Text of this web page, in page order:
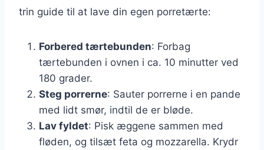
trin guide til at lave din egen porretærte:
Forbered tærtebunden: Forbag
tærtebunden i ovnen i ca. 10 minutter ved
180 grader.
Steg porrerne: Sauter porrerne i en pande
med lidt smør, indtil de er bløde.
Lav fyldet: Pisk æggene sammen med
fløden, og tilsæt feta og mozzarella. Krydr